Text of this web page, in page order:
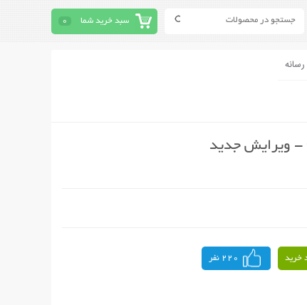
سبد خرید شما 0
خرید 220 نفر